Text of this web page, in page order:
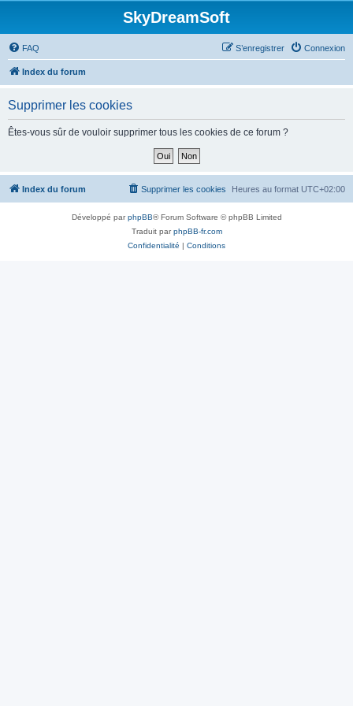
SkyDreamSoft
FAQ Connexion
S’enregistrer
Index du forum
Supprimer les cookies
Êtes-vous sûr de vouloir supprimer tous les cookies de ce forum ?
Index du forum Heures au format UTC+02:00
Supprimer les cookies
Développé parphpBB® Forum Software © phpBB Limited
Traduit parphpBB-fr.com
Confidentialité | Conditions